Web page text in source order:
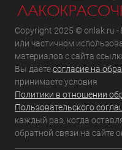
Copyright 2025 © onlak.ru
или частичном
материалов с сайта
Вы даетесогласие на
принимаете условия
Политики в отношении
Пользовательского
каждый раз, когда
обратной связи на сайте